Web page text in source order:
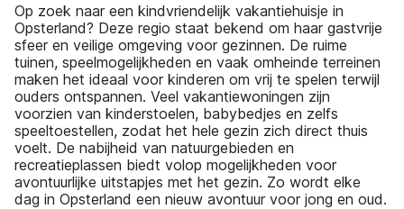
Op zoek naar een kindvriendelijk vakantiehuisje in
Opsterland? Deze regio staat bekend om haar gastvrije
sfeer en veilige omgeving voor gezinnen. De ruime
tuinen, speelmogelijkheden en vaak omheinde terreinen
maken het ideaal voor kinderen om vrij te spelen terwijl
ouders ontspannen. Veel vakantiewoningen zijn
voorzien van kinderstoelen, babybedjes en zelfs
speeltoestellen, zodat het hele gezin zich direct thuis
voelt. De nabijheid van natuurgebieden en
recreatieplassen biedt volop mogelijkheden voor
avontuurlijke uitstapjes met het gezin. Zo wordt elke
dag in Opsterland een nieuw avontuur voor jong en oud.